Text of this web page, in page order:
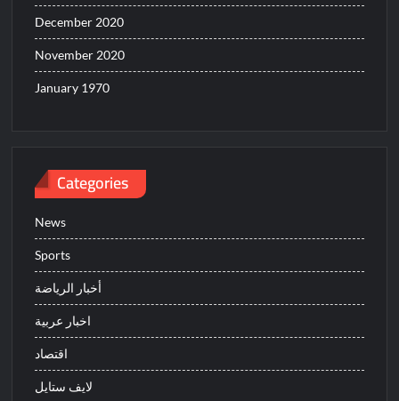
December 2020
November 2020
January 1970
Categories
News
Sports
أخبار الرياضة
اخبار عربية
اقتصاد
لايف ستايل